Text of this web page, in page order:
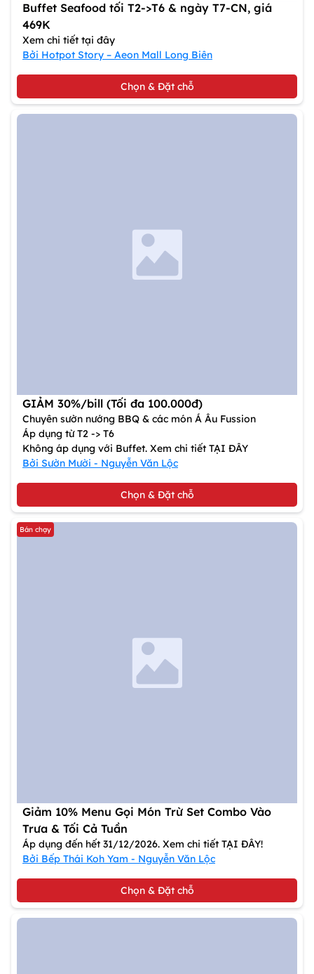
Buffet Seafood tối T2->T6 & ngày T7-CN, giá
469K
Xem chi tiết tại đây
Bởi Hotpot Story – Aeon Mall Long Biên
Chọn & Đặt chỗ
GIẢM 30%/bill (Tối đa 100.000đ)
Chuyên sườn nướng BBQ & các món Á Âu Fussion
Áp dụng từ T2 -> T6
Không áp dụng với Buffet. Xem chi tiết TẠI ĐÂY
Bởi Sườn Mười - Nguyễn Văn Lộc
Chọn & Đặt chỗ
Bán chạy
Giảm 10% Menu Gọi Món Trừ Set Combo Vào
Trưa & Tối Cả Tuần
Áp dụng đến hết 31/12/2026. Xem chi tiết TẠI ĐÂY!
Bởi Bếp Thái Koh Yam - Nguyễn Văn Lộc
Chọn & Đặt chỗ